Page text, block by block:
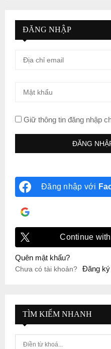
ĐĂNG NHẬP
Giữ thông tin đăng nhập
Đăng nhập với
Continue with
Quên mật khẩu?
Chưa có tài khoản? Đăng ký
TÌM KIẾM NHANH